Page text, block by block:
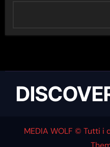
A
MEDIA WOLF © Tutti